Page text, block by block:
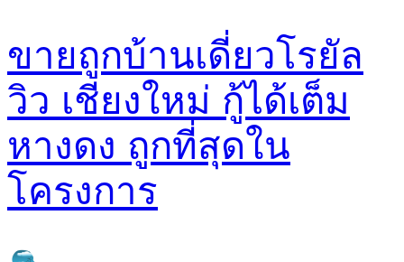
ขายถูกบ้านเดี่ยวโรยัล
วิว เชียงใหม่ กู้ได้เต็ม
หางดง ถูกที่สุดใน
โครงการ